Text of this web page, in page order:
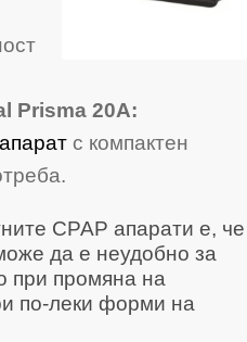
Prisma 20A:
с компактен
CPAP апарати е, че
да е неудобно за
при промяна на
по-леки форми на